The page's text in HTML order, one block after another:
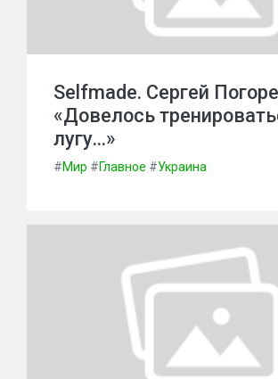
Selfmade. Сергей
«Довелось
лугу…»
#Мир #Главное #Украина